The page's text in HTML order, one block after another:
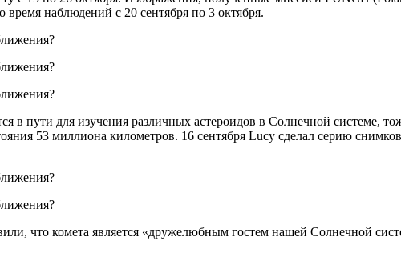
время наблюдений с 20 сентября по 3 октября.
в пути для изучения различных астероидов в Солнечной системе,
53 миллиона километров. 16 сентября Lucy сделал серию
что комета является «дружелюбным гостем нашей Солнечной